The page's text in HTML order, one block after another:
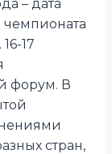
– дата
17
форум. В
стран,